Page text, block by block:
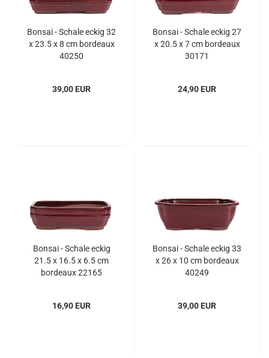
Bonsai - Schale eckig 32
x 23.5 x 8 cm bordeaux
40250
39,00 EUR
Bonsai - Schale eckig 27
x 20.5 x 7 cm bordeaux
30171
24,90 EUR
Bonsai - Schale eckig
21.5 x 16.5 x 6.5 cm
bordeaux 22165
16,90 EUR
Bonsai - Schale eckig 33
x 26 x 10 cm bordeaux
40249
39,00 EUR